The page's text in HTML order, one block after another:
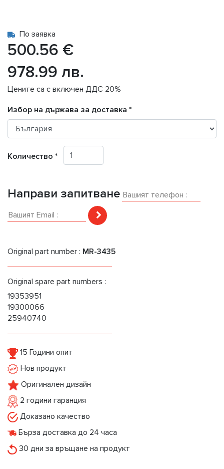
По заявка
500.56 €
978.99 лв.
Цените са с включен ДДС 20%
Избор на държава за доставка *
Количество *
Направи запитване
Original part number : MR-3435
Original spare part numbers :
19353951
19300066
25940740
15 Години опит
Нов продукт
Оригинален дизайн
2 години гаранция
Доказано качество
Бърза доставка до 24 часа
30 дни за връщане на продукт